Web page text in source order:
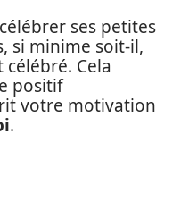
ses petites
si minime soit-il,
Cela
positif
votre motivation
.